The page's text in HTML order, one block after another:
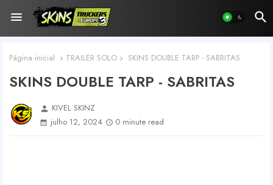
Página inicial TRAILER SOLO SKINS DOUBLE TARP - SABRITAS
SKINS DOUBLE TARP - SABRITAS
person KIVEL SKINZ
julho 12, 2024
0 minute read